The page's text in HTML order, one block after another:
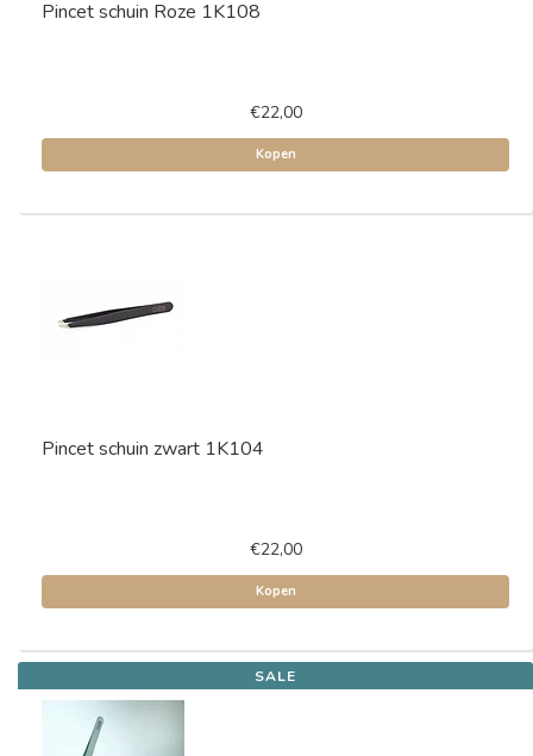
Pincet schuin Roze 1K108
€22,00
Kopen
Pincet schuin zwart 1K104
€22,00
Kopen
SALE